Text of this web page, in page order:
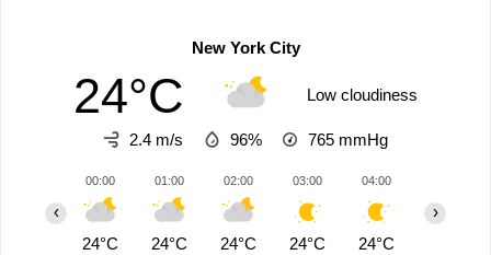
New York City
24°C Low cloudiness
2.4 m/s 96% 765 mmHg
00:00
24°C
01:00
24°C
02:00
24°C
03:00
24°C
04:00
24°C
‹ ›